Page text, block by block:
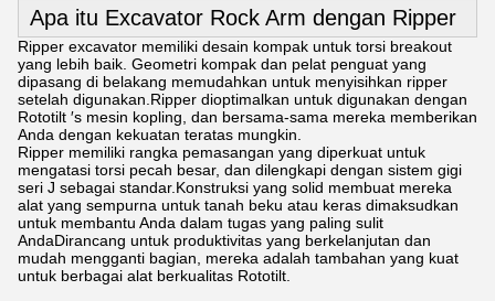
Apa itu Excavator Rock Arm dengan Ripper
Ripper excavator memiliki desain kompak untuk torsi breakout
yang lebih baik. Geometri kompak dan pelat penguat yang
dipasang di belakang memudahkan untuk menyisihkan ripper
setelah digunakan.Ripper dioptimalkan untuk digunakan dengan
Rototilt ′s mesin kopling, dan bersama-sama mereka memberikan
Anda dengan kekuatan teratas mungkin.
Ripper memiliki rangka pemasangan yang diperkuat untuk
mengatasi torsi pecah besar, dan dilengkapi dengan sistem gigi
seri J sebagai standar.Konstruksi yang solid membuat mereka
alat yang sempurna untuk tanah beku atau keras dimaksudkan
untuk membantu Anda dalam tugas yang paling sulit
AndaDirancang untuk produktivitas yang berkelanjutan dan
mudah mengganti bagian, mereka adalah tambahan yang kuat
untuk berbagai alat berkualitas Rototilt.